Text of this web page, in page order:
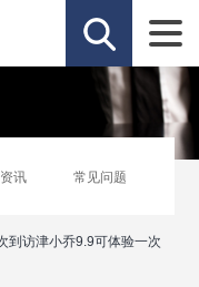
讯 常见问题
到访津小乔9.9可体验一次